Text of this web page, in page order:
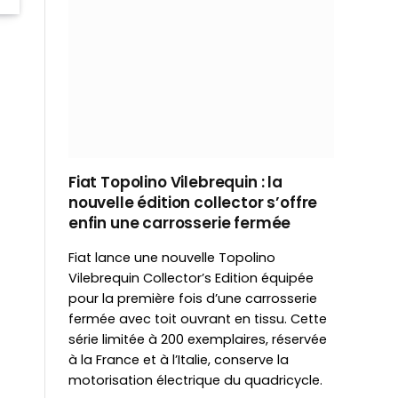
Fiat Topolino Vilebrequin : la
nouvelle édition collector s’offre
enfin une carrosserie fermée
Fiat lance une nouvelle Topolino
Vilebrequin Collector’s Edition équipée
pour la première fois d’une carrosserie
fermée avec toit ouvrant en tissu. Cette
série limitée à 200 exemplaires, réservée
à la France et à l’Italie, conserve la
motorisation électrique du quadricycle.